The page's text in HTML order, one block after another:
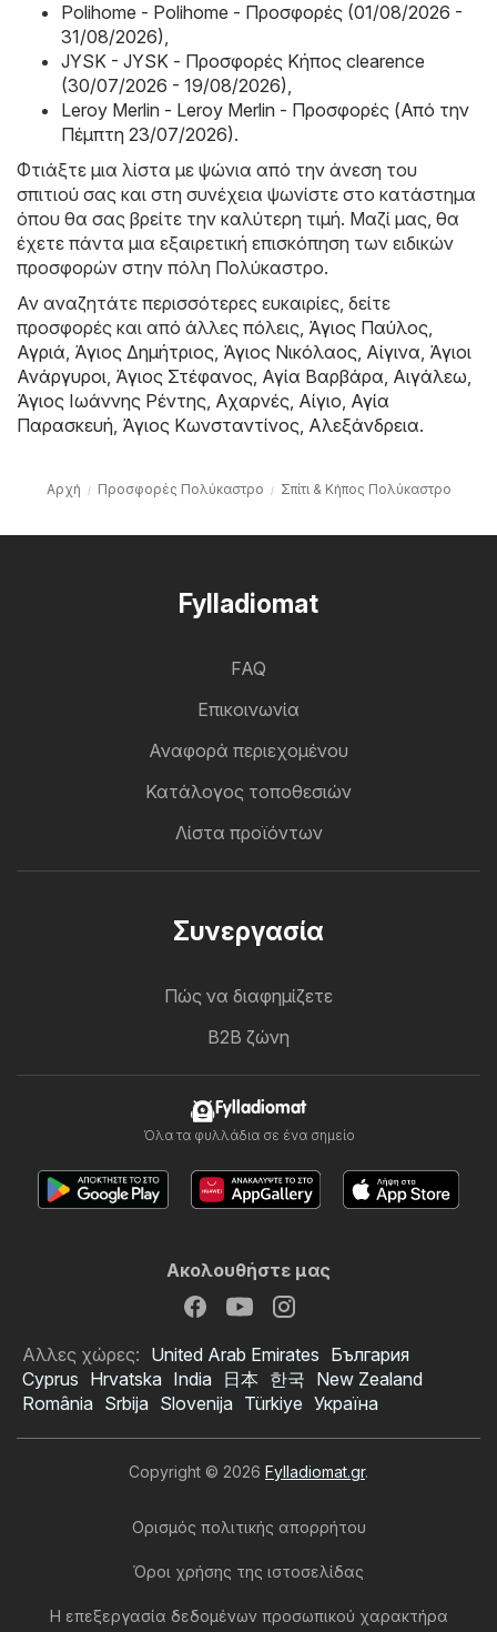
Polihome - Polihome - Προσφορές (01/08/2026 -
31/08/2026)
JYSK - JYSK - Προσφορές Κήπος clearence
(30/07/2026 - 19/08/2026)
Leroy Merlin - Leroy Merlin - Προσφορές (Από την
Πέμπτη 23/07/2026).
Φτιάξτε μια λίστα με ψώνια από την άνεση του
σπιτιού σας και στη συνέχεια ψωνίστε στο κατάστημα
όπου θα σας βρείτε την καλύτερη τιμή. Μαζί μας, θα
έχετε πάντα μια εξαιρετική επισκόπηση των ειδικών
προσφορών στην πόλη Πολύκαστρο.
Αν αναζητάτε περισσότερες ευκαιρίες, δείτε
προσφορές και από άλλες πόλεις, Άγιος Παύλος
Αγριά Άγιος Δημήτριος Άγιος Νικόλαος Αίγινα Άγιοι
Ανάργυροι Άγιος Στέφανος Αγία Βαρβάρα Αιγάλεω
Άγιος Ιωάννης Ρέντης Αχαρνές Αίγιο Αγία
Παρασκευή Άγιος Κωνσταντίνος Αλεξάνδρεια.
Αρχή Προσφορές Πολύκαστρο Σπίτι & Κήπος Πολύκαστρο
Fylladiomat
FAQ
Επικοινωνία
Αναφορά περιεχομένου
Κατάλογος τοποθεσιών
Λίστα προϊόντων
Συνεργασία
Πώς να διαφημίζετε
B2B ζώνη
Fylladiomat
Όλα τα φυλλάδια σε ένα σημείο
Ακολουθήστε μας
Αλλες χώρες: United Arab Emirates България
Cyprus Hrvatska India 日本 한국 New Zealand
România Srbija Slovenija Türkiye Україна
Copyright © 2026 Fylladiomat.gr.
Ορισμός πολιτικής απορρήτου
Όροι χρήσης της ιστοσελίδας
Η επεξεργασία δεδομένων προσωπικού χαρακτήρα